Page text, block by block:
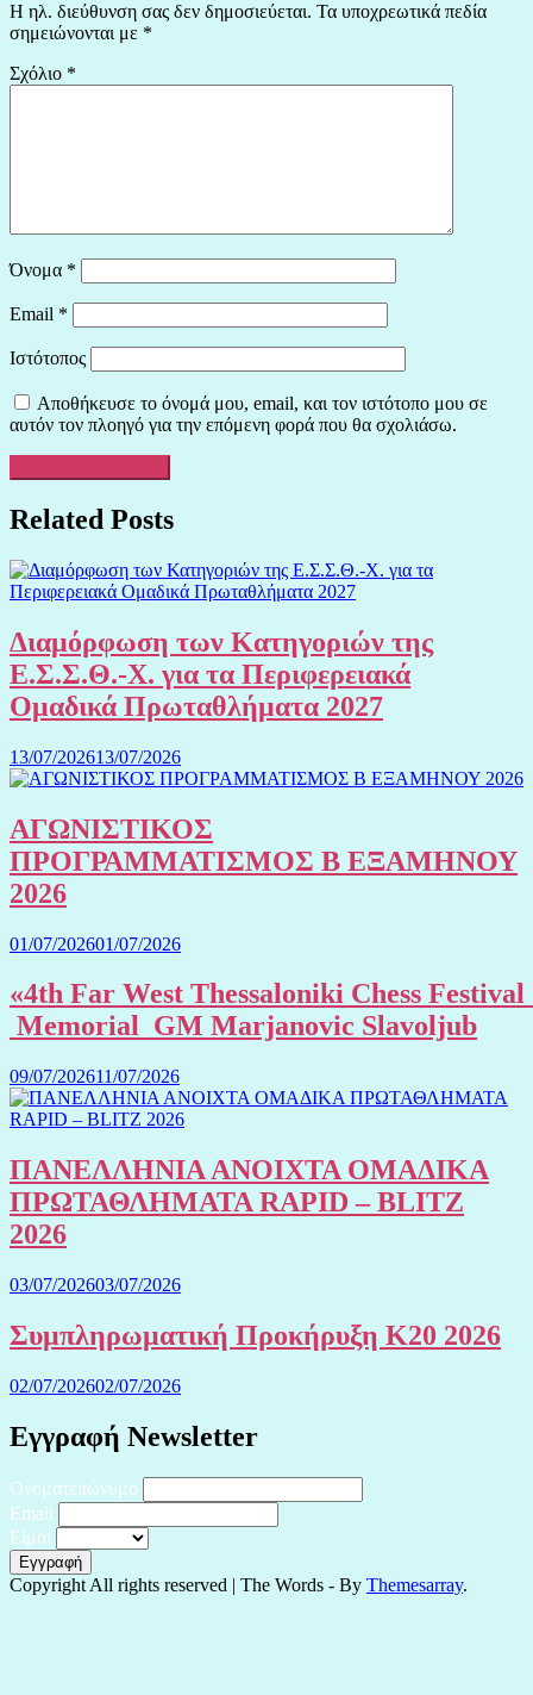
Η ηλ. διεύθυνση σας δεν δημοσιεύεται. Τα υποχρεωτικά πεδία
σημειώνονται με *
Σχόλιο *
Όνομα *
Email *
Ιστότοπος
Αποθήκευσε το όνομά μου, email, και τον ιστότοπο μου σε
αυτόν τον πλοηγό για την επόμενη φορά που θα σχολιάσω.
Related Posts
Διαμόρφωση των Κατηγοριών της
Ε.Σ.Σ.Θ.-Χ. για τα Περιφερειακά
Ομαδικά Πρωταθλήματα 2027
13/07/202613/07/2026
ΑΓΩΝΙΣΤΙΚΟΣ
ΠΡΟΓΡΑΜΜΑΤΙΣΜΟΣ Β ΕΞΑΜΗΝΟΥ
2026
01/07/202601/07/2026
«4th Far West Thessaloniki Chess Festival
Memorial GM Marjanovic Slavoljub
09/07/202611/07/2026
ΠΑΝΕΛΛΗΝΙΑ ΑΝΟΙΧΤΑ ΟΜΑΔΙΚΑ
ΠΡΩΤΑΘΛΗΜΑΤΑ RAPID – BLITZ
2026
03/07/202603/07/2026
Συμπληρωματική Προκήρυξη Κ20 2026
02/07/202602/07/2026
Εγγραφή Newsletter
Ονοματεπώνυμο
Email
Είμαι
Copyright All rights reserved | The Words - By Themesarray.